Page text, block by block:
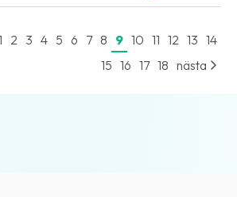
2 3 4 5 6 7 8 9 10 11 12 13 14
15 16 17 18 nästa